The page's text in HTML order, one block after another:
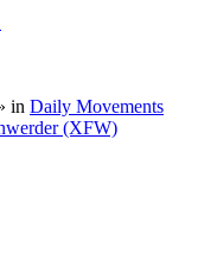
in Daily Movements
(XFW)